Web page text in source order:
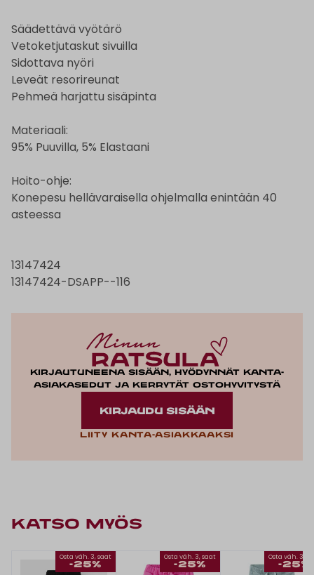
Säädettävä vyötärö
Vetoketjutaskut sivuilla
Sidottava nyöri
Leveät resorireunat
Pehmeä harjattu sisäpinta
Materiaali:
95% Puuvilla, 5% Elastaani
Hoito-ohje:
Konepesu hellävaraisella ohjelmalla enintään 40
asteessa
13147424
13147424-DSAPP--116
Kirjautuneena sisään, hyödynnät kanta-
asiakasedut ja kerrytät ostohyvitystä
KIRJAUDU SISÄÄN
Liity kanta-asiakkaaksi
KATSO MYÖS
Osta väh. 3, saat
-25%
Osta väh. 3, saat
-25%
Osta väh. 3,
-25%